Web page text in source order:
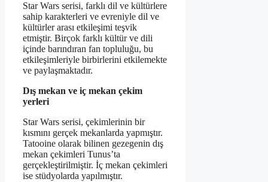
Star Wars serisi, farklı dil ve kültürlere
sahip karakterleri ve evreniyle dil ve
kültürler arası etkileşimi teşvik
etmiştir. Birçok farklı kültür ve dili
içinde barındıran fan topluluğu, bu
etkileşimleriyle birbirlerini etkilemekte
ve paylaşmaktadır.
Dış mekan ve iç mekan çekim
yerleri
Star Wars serisi, çekimlerinin bir
kısmını gerçek mekanlarda yapmıştır.
Tatooine olarak bilinen gezegenin dış
mekan çekimleri Tunus’ta
gerçekleştirilmiştir. İç mekan çekimleri
ise stüdyolarda yapılmıştır.